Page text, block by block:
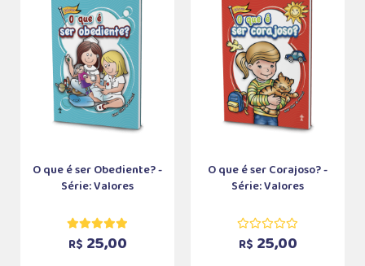
O que é ser Obediente? -
Série: Valores
R$ 25,00
O que é ser Corajoso? -
Série: Valores
R$ 25,00